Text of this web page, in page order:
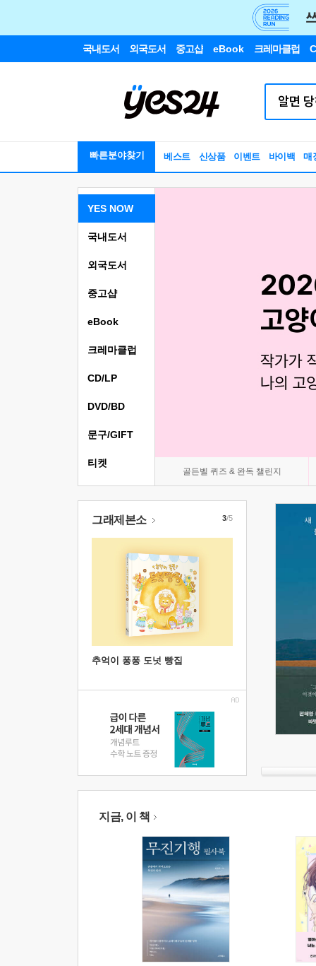
국내도서 외국도서 중고샵 eBook 크레마클럽
빠른분야찾기 베스트 신상품 이벤트 바이백 매
YES NOW
골든벨 퀴즈 & 완독 챌린지
국내도서
외국도서
중고샵
eBook
크레마클럽
CD/LP
DVD/BD
문구/GIFT
티켓
그래제본소
추억이 퐁퐁 도넛 빵집
3/5
지금, 이 책